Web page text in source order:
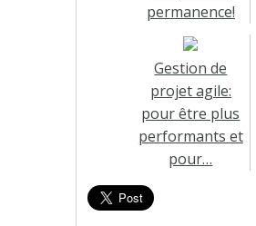
permanence!
Gestion de
projet agile:
pour être plus
performants et
pour…